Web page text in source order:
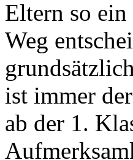
Eltern so
Weg
ist immer
ab der 1.